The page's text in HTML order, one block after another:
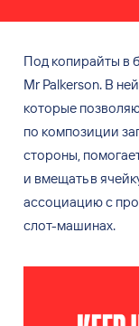
Под копирайты в
Mr Palkerson. В
которые
по композиции
стороны,
и вмещать в
ассоциацию с
слот-машинах.